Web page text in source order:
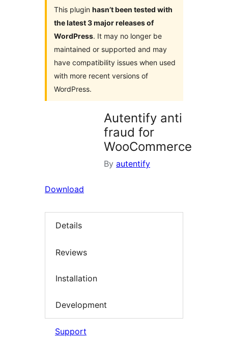
This plugin hasn’t been tested with
the latest 3 major releases of
WordPress. It may no longer be
maintained or supported and may
have compatibility issues when used
with more recent versions of
WordPress.
Autentify anti
fraud for
WooCommerce
By autentify
Download
Details
Reviews
Installation
Development
Support